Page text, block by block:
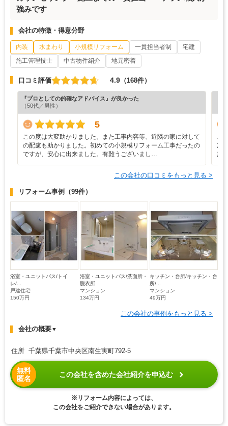
強みです
会社の特徴・得意分野
内装 水まわり 小規模リフォーム 一貫担当者制
宅建
施工管理技士
中古物件紹介 地元密着
口コミ評価 4.9 （168件）
『プロとしての的確なアドバイス』が良かった
（50代／男性）
5
この度は大変助かりました。また工事内容等、近隣の家に対して
の配慮も助かりました。初めての小規模リフォーム工事だったの
ですが、安心に出来ました。有難うございまし…
こ
加
施
この会社の口コミをもっと見る >
リフォーム事例 （99件）
浴室・ユニットバス/トイ
レ/...
戸建住宅
150万円
浴室・ユニットバス/洗面所・
脱衣所
マンション
134万円
キッチン・台所/キッチン・台
所/...
マンション
49万円
この会社の事例をもっと見る >
会社の概要▼
住所 千葉県千葉市中央区南生実町792-5
無料
匿名
この会社を含めた会社紹介を申込む
※リフォーム内容によっては、
この会社をご紹介できない場合があります。